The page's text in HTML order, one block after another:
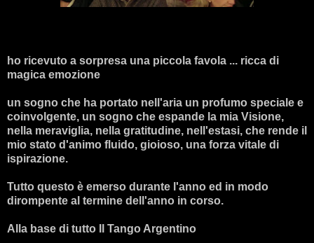
ho ricevuto a sorpresa una piccola favola ... ricca di
magica emozione
un sogno che ha portato nell'aria un profumo speciale e
coinvolgente, un sogno che espande la mia Visione,
nella meraviglia, nella gratitudine, nell'estasi, che rende il
mio stato d'animo fluido, gioioso, una forza vitale di
ispirazione.
Tutto questo è emerso durante l'anno ed in modo
dirompente al termine dell'anno in corso.
Alla base di tutto Il Tango Argentino